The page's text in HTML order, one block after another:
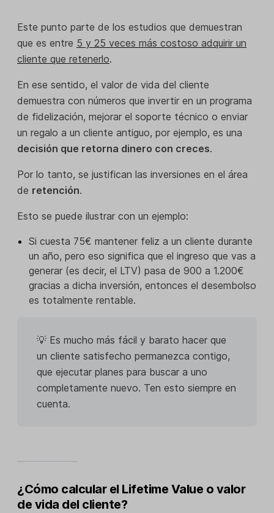
Este punto parte de los estudios que demuestran
que es entre 5 y 25 veces más costoso adquirir un
cliente que retenerlo.
En ese sentido, el valor de vida del cliente
demuestra con números que invertir en un programa
de fidelización, mejorar el soporte técnico o enviar
un regalo a un cliente antiguo, por ejemplo, es una
decisión que retorna dinero con creces.
Por lo tanto, se justifican las inversiones en el área
de retención.
Esto se puede ilustrar con un ejemplo:
Si cuesta 75€ mantener feliz a un cliente durante
un año, pero eso significa que el ingreso que vas a
generar (es decir, el LTV) pasa de 900 a 1.200€
gracias a dicha inversión, entonces el desembolso
es totalmente rentable.
💡 Es mucho más fácil y barato hacer que
un cliente satisfecho permanezca contigo,
que ejecutar planes para buscar a uno
completamente nuevo. Ten esto siempre en
cuenta.
¿Cómo calcular el Lifetime Value o valor
de vida del cliente?